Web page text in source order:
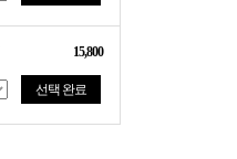
15,800
선택 완료